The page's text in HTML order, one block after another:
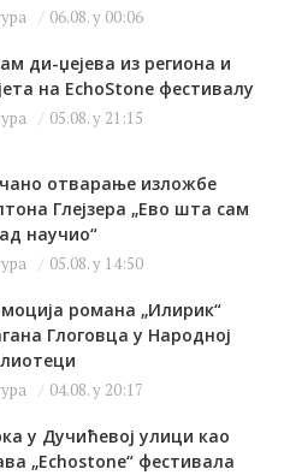
06.08. у 00:06
ди-џејева из региона и
на EchoStone фестивалу
05.08. у 21:15
отварање изложбе
Глејзера „Ево шта сам
научио“
05.08. у 14:50
романа „Илирик“
Глоговца у Народној
04.08. у 20:17
у Дучићевој улици као
„Echostone“ фестивала